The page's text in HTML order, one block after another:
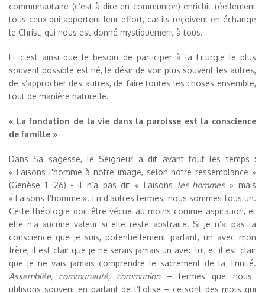
communautaire (c’est-à-dire en communion) enrichit réellement
tous ceux qui apportent leur effort, car ils reçoivent en échange
le Christ, qui nous est donné mystiquement à tous.
Et c’est ainsi que le besoin de participer à la Liturgie le plus
souvent possible est né, le désir de voir plus souvent les autres,
de s’approcher des autres, de faire toutes les choses ensemble,
tout de manière naturelle.
« La fondation de la vie dans la paroisse est la conscience
de famille »
Dans Sa sagesse, le Seigneur a dit avant tout les temps :
« Faisons l'homme à notre image, selon notre ressemblance »
(Genèse 1 :26) - il n’a pas dit « Faisons les hommes » mais
« Faisons l’homme ». En d’autres termes, nous sommes tous un.
Cette théologie doit être vécue au moins comme aspiration, et
elle n’a aucune valeur si elle reste abstraite. Si je n’ai pas la
conscience que je suis, potentiellement parlant, un avec mon
frère, il est clair que je ne serais jamais un avec lui, et il est clair
que je ne vais jamais comprendre le sacrement de la Trinité.
Assemblée, communauté, communion– termes que nous
utilisons souvent en parlant de l’Eglise – ce sont des mots qui